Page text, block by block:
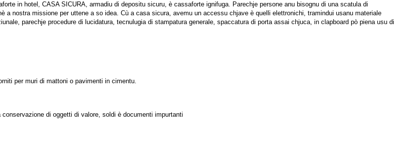
in hotel, CASA SICURA, armadiu di depositu sicuru, è cassaforte ignifuga. Parechje persone anu bisognu di una scatula di
a nostra missione per uttene a so idea. Cù a casa sicura, avemu un accessu chjave è quelli elettronichi, tramindui usanu materiale
parechje procedure di lucidatura, tecnulugia di stampatura generale, spaccatura di porta assai chjuca, in clapboard pò piena usu di
per muri di mattoni o pavimenti in cimentu.
di oggetti di valore, soldi è documenti impurtanti